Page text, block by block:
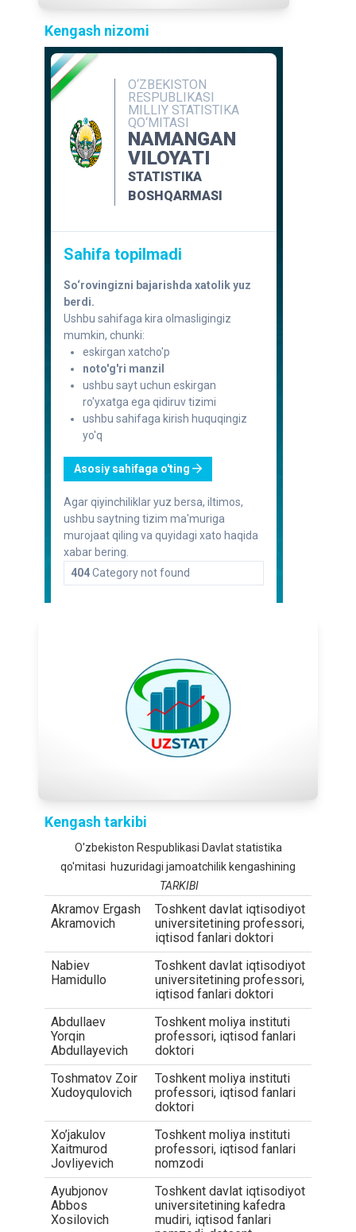
Kengash nizomi
Kengash tarkibi
O'zbekiston Respublikasi Davlat statistika
qo'mitasi huzuridagi jamoatchilik kengashining
TARKIBI
Akramov Ergash
Akramovich
Toshkent davlat iqtisodiyot
universitetining professori,
iqtisod fanlari doktori
Nabiev
Hamidullo
Toshkent davlat iqtisodiyot
universitetining professori,
iqtisod fanlari doktori
Abdullaev
Yorqin
Abdullayevich
Toshkent moliya instituti
professori, iqtisod fanlari
doktori
Toshmatov Zoir
Xudoyqulovich
Toshkent moliya instituti
professori, iqtisod fanlari
doktori
Xo’jakulov
Xaitmurod
Jovliyevich
Toshkent moliya instituti
professori, iqtisod fanlari
nomzodi
Ayubjonov
Abbos
Xosilovich
Toshkent davlat iqtisodiyot
universitetining kafedra
mudiri, iqtisod fanlari